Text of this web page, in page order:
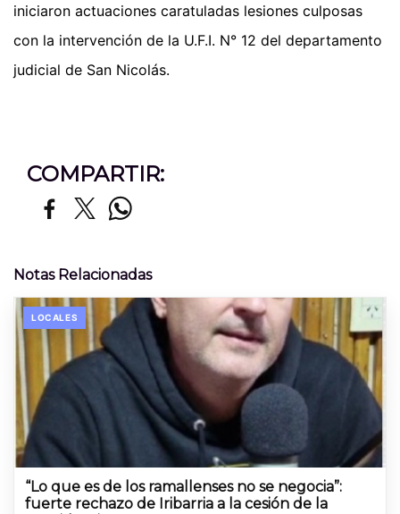
iniciaron actuaciones caratuladas lesiones culposas
con la intervención de la U.F.I. N° 12 del departamento
judicial de San Nicolás.
COMPARTIR:
Notas Relacionadas
LOCALES
“Lo que es de los ramallenses no se negocia”:
fuerte rechazo de Iribarria a la cesión de la